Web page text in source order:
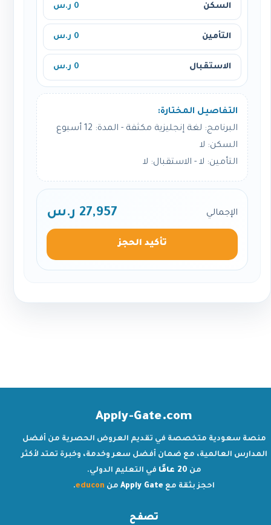
السكن 0 ر.س
التأمين 0 ر.س
الاستقبال 0 ر.س
التفاصيل المختارة:
البرنامج: لغة إنجليزية مكثفة - المدة: 12 أسبوع
السكن: لا
التأمين: لا - الاستقبال: لا
الإجمالي 27,957 ر.س
تأكيد الحجز
Apply-Gate.com
منصة سعودية متخصصة في تقديم العروض الحصرية من أفضل
المدارس العالمية، مع ضمان أفضل سعر وخدمة، وخبرة تمتد لأكثر
من 20 عامًا
في التعليم الدولي.
احجز بثقة مع Apply Gate من educon
.
تصفح